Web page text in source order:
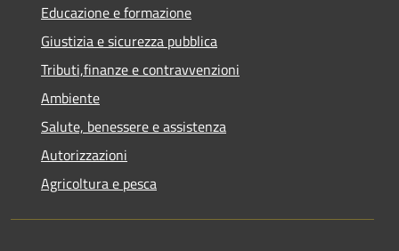
Educazione e formazione
Giustizia e sicurezza pubblica
Tributi,finanze e contravvenzioni
Ambiente
Salute, benessere e assistenza
Autorizzazioni
Agricoltura e pesca